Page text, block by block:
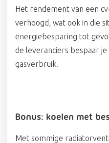
Het rendement van een
verhoogd, wat ook in die
energiebesparing tot
de leveranciers bespaar
gasverbruik.
Bonus: koelen met
Met sommige